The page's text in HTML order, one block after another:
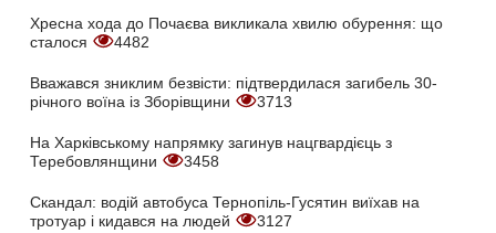
Хресна хода до Почаєва викликала хвилю обурення: що
сталося
4482
Вважався зниклим безвісти: підтвердилася загибель 30-
річного воїна із Зборівщини
3713
На Харківському напрямку загинув нацгвардієць з
Теребовлянщини
3458
Скандал: водій автобуса Тернопіль-Гусятин виїхав на
тротуар і кидався на людей
3127